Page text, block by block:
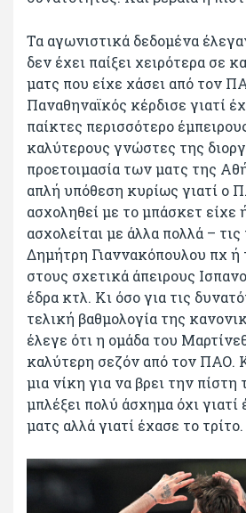
Τα αγωνιστικά δεδομένα
δεν έχει παίξει χειρότερα σε
ματς που είχε χάσει από τον
Παναθηναϊκός κέρδισε γιατί
παίκτες περισσότερο
καλύτερους γνώστες της
προετοιμασία των ματς της
απλή υπόθεση κυρίως γιατί ο
ασχοληθεί με το μπάσκετ είχε
ασχολείται με άλλα πολλά –
Δημήτρη Γιαννακόπουλου πχ ή
στους σχετικά άπειρους
έδρα κτλ. Κι όσο για τις
τελική βαθμολογία της
έλεγε ότι η ομάδα του
καλύτερη σεζόν από τον ΠΑΟ.
μια νίκη για να βρει την
μπλέξει πολύ άσχημα όχι γιατί
ματς αλλά γιατί έχασε το τρίτο.